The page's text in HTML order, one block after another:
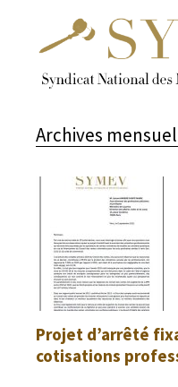
Archives
Projet d’arrêté
cotisations